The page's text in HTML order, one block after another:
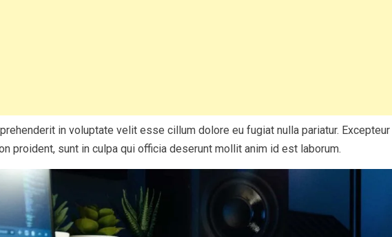
in voluptate velit esse cillum dolore eu fugiat nulla pariatur. Excepteur
proident, sunt in culpa qui officia deserunt mollit anim id est laborum.